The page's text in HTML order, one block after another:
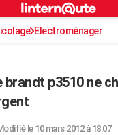
ville
S'inscrire
Connexion
Electroménager
brandt p3510 ne
le 10 mars 2012 à 18:07